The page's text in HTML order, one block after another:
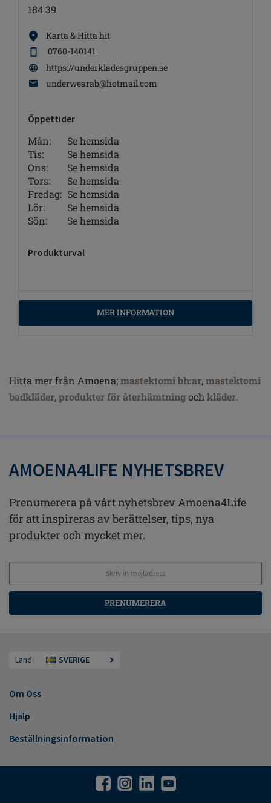
184 39
Karta & Hitta hit
0760-140141
https://underkladesgruppen.se
underwearab@hotmail.com
Öppettider
Mån:
Se hemsida
Tis:
Se hemsida
Ons:
Se hemsida
Tors:
Se hemsida
Fredag: Se hemsida
Lör:
Se hemsida
Sön:
Se hemsida
Produkturval
MER INFORMATION
Hitta mer från Amoena;mastektomi bh:ar,mastektomi
badkläder,produkter för återhämtningoch kläder.
AMOENA4LIFE NYHETSBREV
Prenumerera på vårt nyhetsbrev Amoena4Life
för att inspireras av berättelser, tips, nya
produkter och mycket mer.
PRENUMERERA
Land SVERIGE
Om Oss
Hjälp
Beställningsinformation